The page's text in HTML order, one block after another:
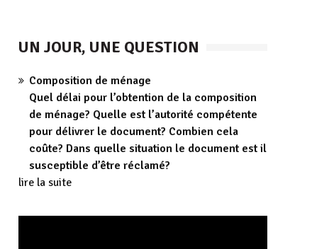
UN JOUR, UNE QUESTION
Composition de ménage
Quel délai pour l’obtention de la composition
de ménage? Quelle est l’autorité compétente
pour délivrer le document? Combien cela
coûte? Dans quelle situation le document est il
susceptible d’être réclamé?
lire la suite